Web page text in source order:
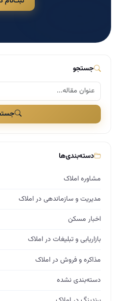
مشاوره املاک
مدیریت و سازماندهی در املاک
بازاریابی و تبلیغات در املاک
مذاکره و فروش در املاک
دسته‌بندی نشده
برندینگ در املاک
راه اندازی املاک
اساتید
حقوق در املاک